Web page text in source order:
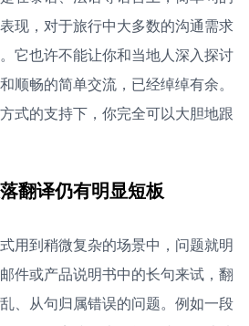
现，对于旅行中大多数的沟通需求
它也许不能让你和当地人深入探讨
顺畅的简单交流，已经绰绰有余。
式的支持下，你完全可以大胆地跟
翻译仍有明显短板
用到稍微复杂的场景中，问题就明
件或产品说明书中的长句来试，翻
、从句归属错误的问题。例如一段